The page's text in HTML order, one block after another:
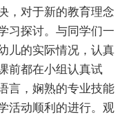
，对于新的教育理念
习探讨。与同学们一
儿的实际情况，认真
前都在小组认真试
言，娴熟的专业技能
活动顺利的进行。观